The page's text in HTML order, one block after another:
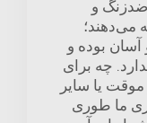
ضدزنگ و
می‌دهند؛
بوده و
چه برای
یا سایر
ما طوری